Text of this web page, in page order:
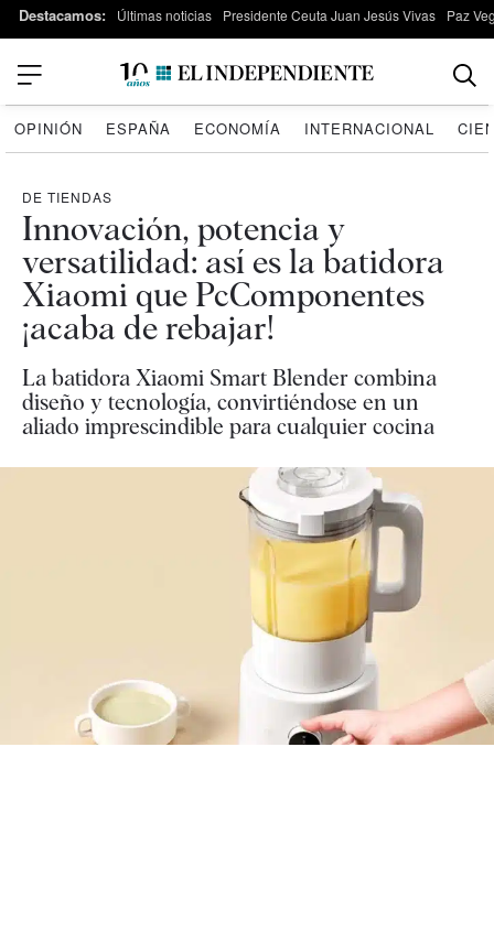
Destacamos: Últimas noticias Presidente Ceuta Juan Jesús Vivas Paz
OPINIÓN ESPAÑA ECONOMÍA INTERNACIONAL
DE TIENDAS
Innovación, potencia y
versatilidad: así es la batidora
Xiaomi que PcComponentes
¡acaba de rebajar!
La batidora Xiaomi Smart Blender combina
diseño y tecnología, convirtiéndose en un
aliado imprescindible para cualquier cocina